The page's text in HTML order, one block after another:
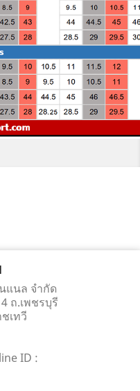
แนล จำกัด
ถ.เพชรบุรี
เทวี
ID :